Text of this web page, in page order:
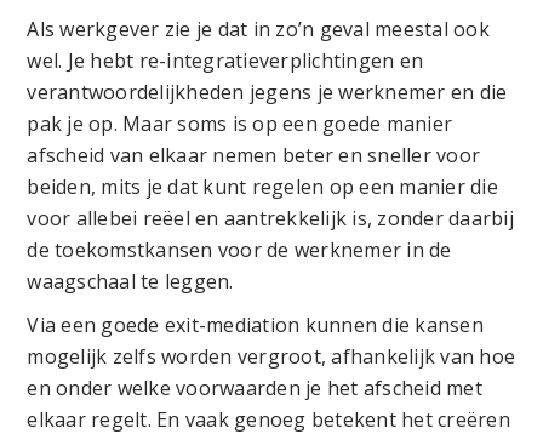
Als werkgever zie je dat in zo’n geval meestal ook
wel. Je hebt re-integratieverplichtingen en
verantwoordelijkheden jegens je werknemer en die
pak je op. Maar soms is op een goede manier
afscheid van elkaar nemen beter en sneller voor
beiden, mits je dat kunt regelen op een manier die
voor allebei reëel en aantrekkelijk is, zonder daarbij
de toekomstkansen voor de werknemer in de
waagschaal te leggen.
Via een goede exit-mediation kunnen die kansen
mogelijk zelfs worden vergroot, afhankelijk van hoe
en onder welke voorwaarden je het afscheid met
elkaar regelt. En vaak genoeg betekent het creëren